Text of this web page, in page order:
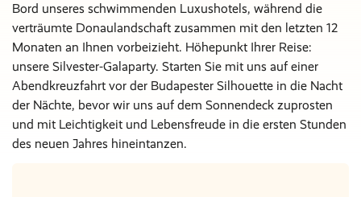
Bord unseres schwimmenden Luxushotels, während die
verträumte Donaulandschaft zusammen mit den letzten 12
Monaten an Ihnen vorbeizieht. Höhepunkt Ihrer Reise:
unsere Silvester-Galaparty. Starten Sie mit uns auf einer
Abendkreuzfahrt vor der Budapester Silhouette in die Nacht
der Nächte, bevor wir uns auf dem Sonnendeck zuprosten
und mit Leichtigkeit und Lebensfreude in die ersten Stunden
des neuen Jahres hineintanzen.